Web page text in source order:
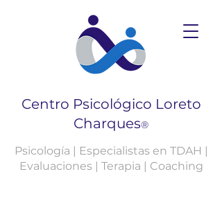
Centro Psicológico Loreto
Charques®
Psicología | Especialistas en TDAH |
Evaluaciones | Terapia | Coaching